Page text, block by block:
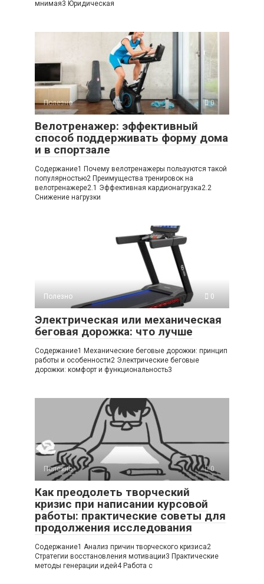
мнимая3 Юридическая
Полезно 0
Велотренажер: эффективный
способ поддерживать форму дома
и в спортзале
Содержание1 Почему велотренажеры пользуются такой
популярностью2 Преимущества тренировок на
велотренажере2.1 Эффективная кардионагрузка2.2
Снижение нагрузки
Полезно 0
Электрическая или механическая
беговая дорожка: что лучше
Содержание1 Механические беговые дорожки: принцип
работы и особенности2 Электрические беговые
дорожки: комфорт и функциональность3
Полезно 0
Как преодолеть творческий
кризис при написании курсовой
работы: практические советы для
продолжения исследования
Содержание1 Анализ причин творческого кризиса2
Стратегии восстановления мотивации3 Практические
методы генерации идей4 Работа с